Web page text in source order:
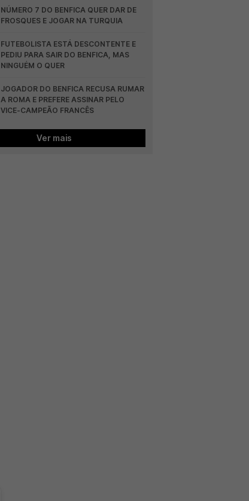
NÚMERO 7 DO BENFICA QUER DAR DE
FROSQUES E JOGAR NA TURQUIA
FUTEBOLISTA ESTÁ DESCONTENTE E
PEDIU PARA SAIR DO BENFICA, MAS
NINGUÉM O QUER
JOGADOR DO BENFICA RECUSA RUMAR
A ROMA E PREFERE ASSINAR PELO
VICE-CAMPEÃO FRANCÊS
Ver mais